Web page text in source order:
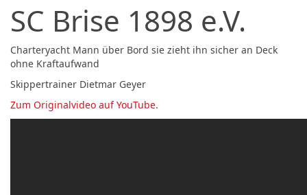
SC Brise 1898 e.V.
Charteryacht Mann über Bord sie zieht ihn sicher an Deck
ohne Kraftaufwand
Skippertrainer Dietmar Geyer
Zum Originalvideo auf YouTube.